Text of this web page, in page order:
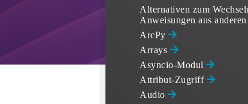
Alternativen zum
Anweisungen aus
ArcPy
Arrays
Asyncio-Modul
Attribut-Zugriff
Audio